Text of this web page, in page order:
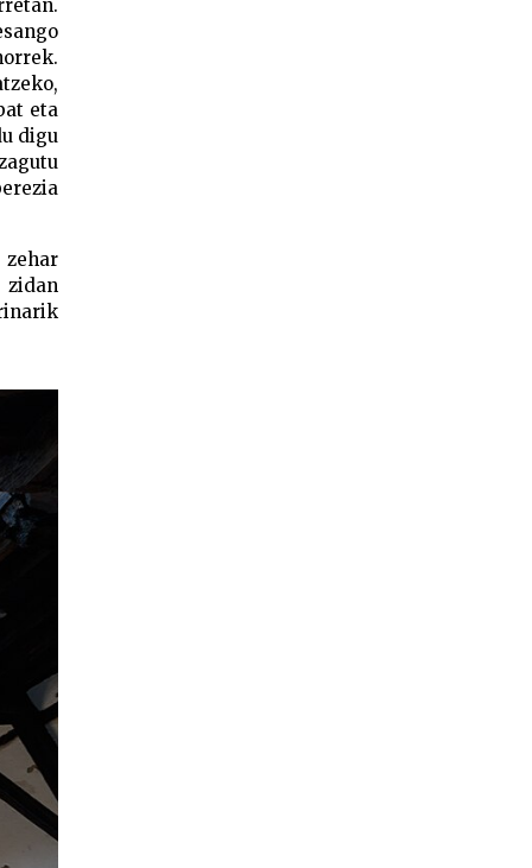
eta
digu
zidan